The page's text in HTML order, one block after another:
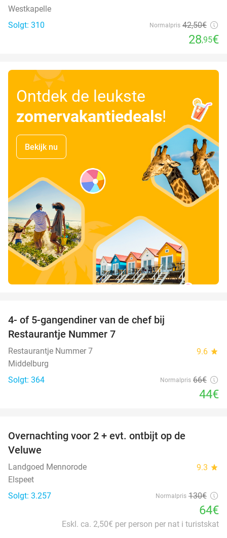
Westkapelle
Solgt: 310
Normalpris 42,50€
28,95€
Ontdek de leukste
zomervakantiedeals!
Bekijk nu
4- of 5-gangendiner van de chef bij
Restaurantje Nummer 7
Restaurantje Nummer 7 9.6 star
Middelburg
Solgt: 364
Normalpris 66€
44€
Overnachting voor 2 + evt. ontbijt op de
Veluwe
Landgoed Mennorode 9.3 star
Elspeet
Solgt: 3.257
Normalpris 130€
64€
Eskl. ca. 2,50€ per person per nat i turistskat